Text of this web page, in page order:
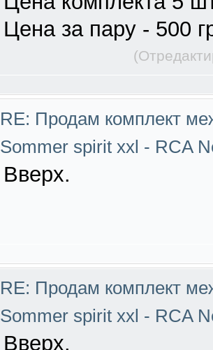
Цена за пару - 500
RE: Продам комплект
Sommer spirit xxl - RCA
Вверх.
RE: Продам комплект
Sommer spirit xxl - RCA
Вверх.